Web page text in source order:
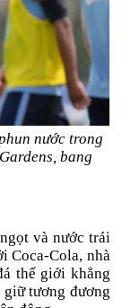
nước trong
bang
và nước trái
Coca-Cola, nhà
thế giới khẳng
giữ tương đương